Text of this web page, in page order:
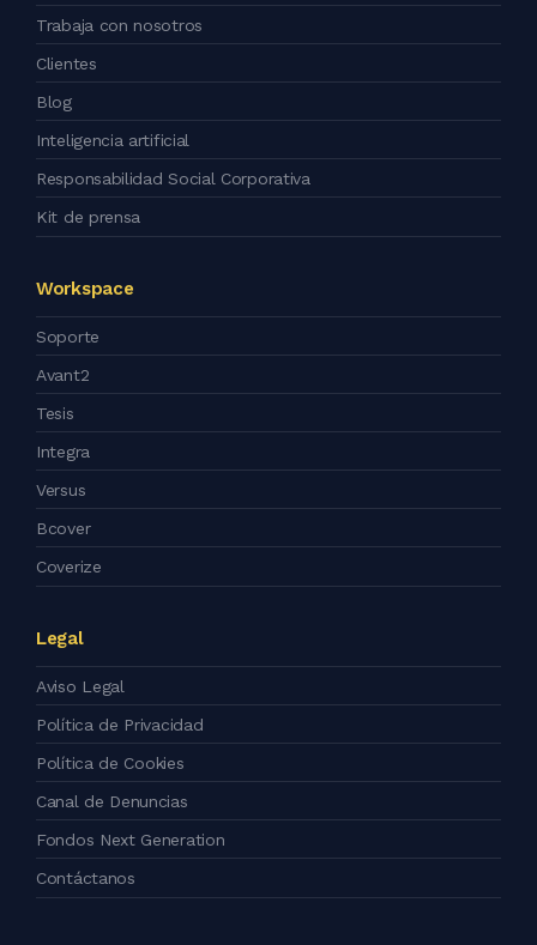
Trabaja con nosotros
Clientes
Blog
Inteligencia artificial
Responsabilidad Social Corporativa
Kit de prensa
Workspace
Soporte
Avant2
Tesis
Integra
Versus
Bcover
Coverize
Legal
Aviso Legal
Política de Privacidad
Política de Cookies
Canal de Denuncias
Fondos Next Generation
Contáctanos